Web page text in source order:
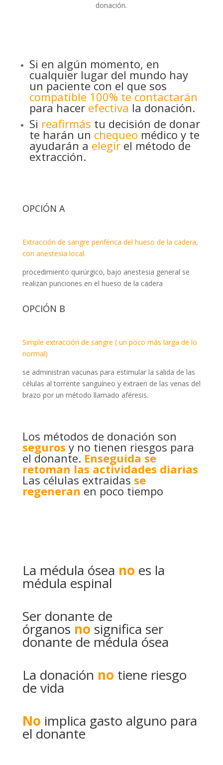
donación.
Si en algún momento, en
cualquier lugar del mundo hay
un paciente con el que sos
compatible 100% te contactarán
para hacer efectiva la donación.
Si reafirmás tu decisión de donar
te harán un chequeo médico y te
ayudarán a elegirel método de
extracción.
OPCIÓN A
Extracción de sangre periférica del hueso de la cadera,
con anestesia local.
procedimiento quirúrgico, bajo anestesia general se
realizan punciones en el hueso de la cadera
OPCIÓN B
Simple extracción de sangre ( un poco más larga de lo
normal)
se administran vacunas para estimular la salida de las
células al torrente sanguíneo y extraen de las venas del
brazo por un método llamado aféresis.
Los métodos de donación son
seguros y no tienen riesgos para
el donante. Enseguida se
retoman las actividades diarias
Las células extraidas se
regeneran en poco tiempo
La médula ósea no es la
médula espinal
Ser donante de
órganos no significa ser
donante de médula ósea
La donación no tiene riesgo
de vida
No implica gasto alguno para
el donante